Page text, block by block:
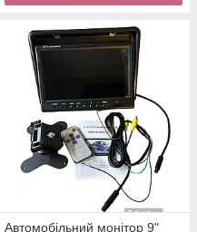
Автомобільний монітор 9"